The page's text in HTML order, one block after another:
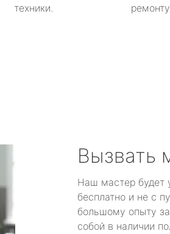
техники.
Вызвать
Наш мастер будет
бесплатно и не с
большому опыту
собой в наличии